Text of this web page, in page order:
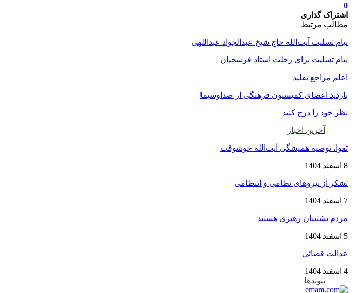
0
اشتراک گذاری
مطالب مرتبط
پیام تسلیت آیت‌الله حاج شیخ عبدالجواد عبداللهی
پیام تسلیت برای رحلت استاد فرشچیان
اعلم مراجع تقلید
بازدید اعضای کمیسیون فرهنگی از صداوسیما
نظر خود را درج کنید
آخرین اخبار
تقوا، توصیه همیشگی آیت‌الله خوشوقت
8 اسفند 1404
تشکر از نیروهای نظامی و انتظامی
7 اسفند 1404
مردم پشتیبان رهبری هستند
5 اسفند 1404
عدالت قضائی
4 اسفند 1404
پیوندها